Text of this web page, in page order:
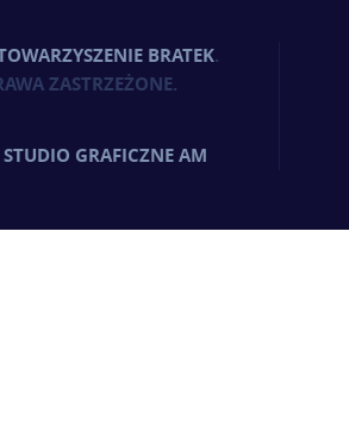
BRATEK.
ZASTRZEŻONE.
STUDIO GRAFICZNE AM